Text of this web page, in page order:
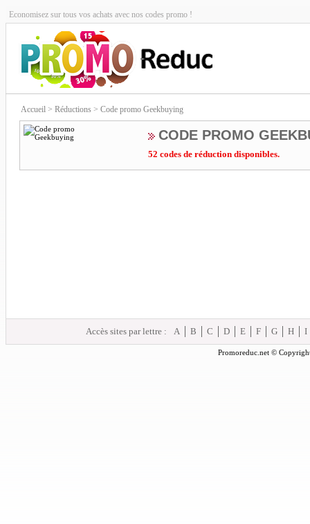
Economisez sur tous vos achats avec nos codes promo !
Accueil > Réductions > Code promo Geekbuying
CODE PROMO
52 codes de réduction disponibles.
Accès sites par lettre : A B C D E F G H I
Promoreduc.net ©